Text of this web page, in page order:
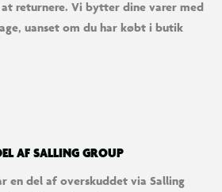
Du kan kontakte os via e-mail
telefon for endnu hurtigere